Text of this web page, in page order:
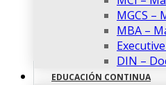
MGCS –
MBA –
DIN –
EDUCACIÓN CONTINUA